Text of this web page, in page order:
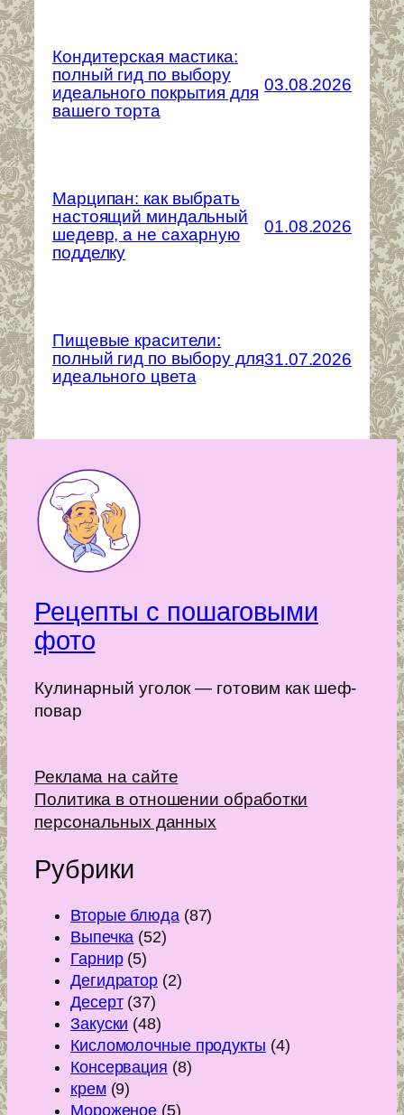
Кондитерская мастика:
полный гид по выбору
идеального покрытия для
вашего торта
03.08.2026
Марципан: как выбрать
настоящий миндальный
шедевр, а не сахарную
подделку
01.08.2026
Пищевые красители:
полный гид по выбору для
идеального цвета
31.07.2026
Рецепты с пошаговыми
фото
Кулинарный уголок — готовим как шеф-
повар
Реклама на сайте
Политика в отношении обработки
персональных данных
Рубрики
Вторые блюда(87)
Выпечка (52)
Гарнир(5)
Дегидратор (2)
Десерт(37)
Закуски (48)
Кисломолочные продукты (4)
Консервация (8)
крем(9)
Мороженое (5)